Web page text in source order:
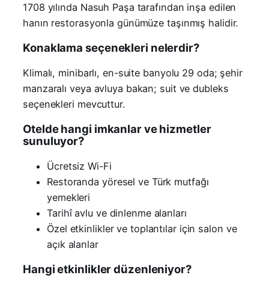
1708 yılında Nasuh Paşa tarafından inşa edilen
hanın restorasyonla günümüze taşınmış halidir.
Konaklama seçenekleri nelerdir?
Klimalı, minibarlı, en-suite banyolu 29 oda; şehir
manzaralı veya avluya bakan; suit ve dubleks
seçenekleri mevcuttur.
Otelde hangi imkanlar ve hizmetler
sunuluyor?
Ücretsiz Wi-Fi
Restoranda yöresel ve Türk mutfağı
yemekleri
Tarihî avlu ve dinlenme alanları
Özel etkinlikler ve toplantılar için salon ve
açık alanlar
Hangi etkinlikler düzenleniyor?